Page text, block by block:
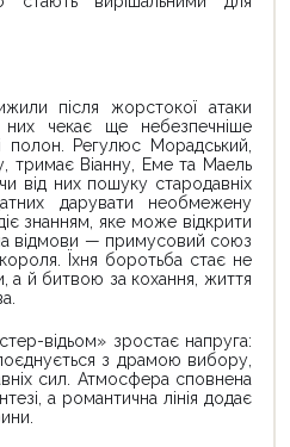
після жорстокої атаки
чекає ще небезпечніше
Регулюс Морадський,
тримає Віанну, Еме та Маель
від них пошуку стародавніх
дарувати необмежену
знанням, яке може відкрити
відмови — примусовий союз
Їхня боротьба стає не
й битвою за кохання, життя
відьом» зростає напруга:
з драмою вибору,
сил. Атмосфера сповнена
а романтична лінія додає